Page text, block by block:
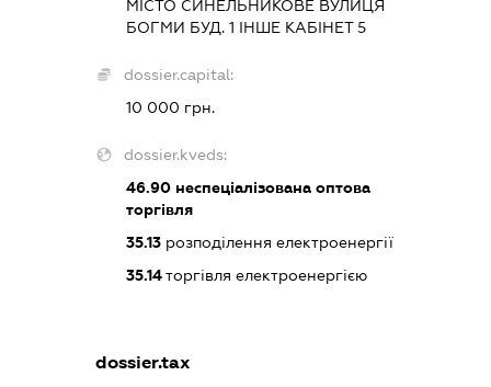
МІСТО СИНЕЛЬНИКОВЕ ВУЛИЦЯ
БОГМИ БУД. 1 ІНШЕ КАБІНЕТ 5
dossier.capital:
10 000 грн.
dossier.kveds:
46.90неспеціалізована оптова
торгівля
35.13розподілення електроенергії
35.14торгівля електроенергією
dossier.tax